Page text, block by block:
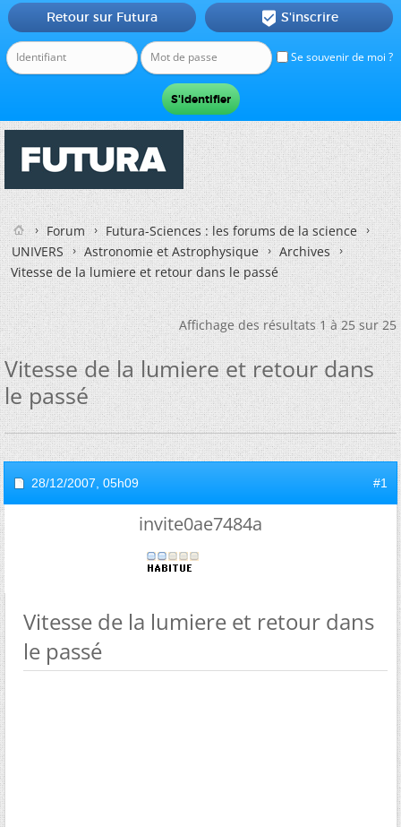
Se souvenir de moi ?
Retour sur Futura  S'inscrire
Forum
Futura-Sciences : les forums de la science
UNIVERS
Astronomie et Astrophysique
Archives
Vitesse de la lumiere et retour dans le passé
Affichage des résultats 1 à 25 sur 25
Vitesse de la lumiere et retour dans
le passé
28/12/2007, 05h09 #1
invite0ae7484a
Vitesse de la lumiere et retour dans
le passé